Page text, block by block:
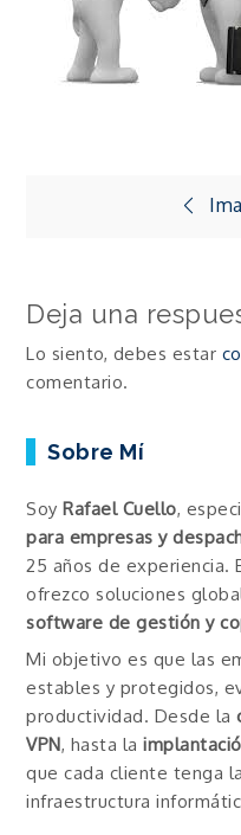
entradas
Deja una
Lo siento, debes estar
comentario.
Sobre Mí
SoyRafael Cuello,
para empresas y
25 años de experiencia.
ofrezco soluciones
software de gestión y
Mi objetivo es que las
estables y protegidos,
productividad. Desde la
VPN, hasta la
que cada cliente tenga
infraestructura